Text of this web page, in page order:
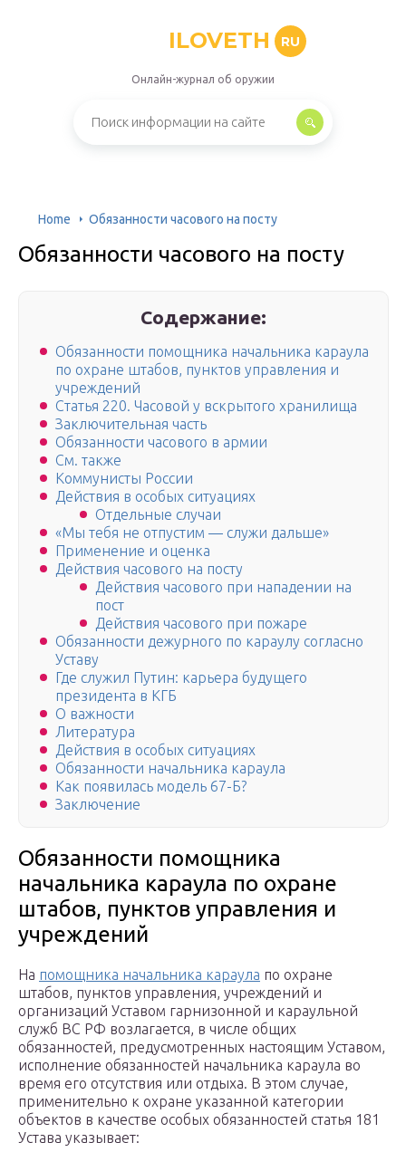
ILOVETH RU
Онлайн-журнал об оружии
Home Обязанности часового на посту
Обязанности часового на посту
Содержание:
Обязанности помощника начальника караула
по охране штабов, пунктов управления и
учреждений
Статья 220. Часовой у вскрытого хранилища
Заключительная часть
Обязанности часового в армии
См. также
Коммунисты России
Действия в особых ситуациях
Отдельные случаи
«Мы тебя не отпустим — служи дальше»
Применение и оценка
Действия часового на посту
Действия часового при нападении на
пост
Действия часового при пожаре
Обязанности дежурного по караулу согласно
Уставу
Где служил Путин: карьера будущего
президента в КГБ
О важности
Литература
Действия в особых ситуациях
Обязанности начальника караула
Как появилась модель 67-Б?
Заключение
Обязанности помощника
начальника караула по охране
штабов, пунктов управления и
учреждений
На помощника начальника караула по охране
штабов, пунктов управления, учреждений и
организаций Уставом гарнизонной и караульной
служб ВС РФ возлагается, в числе общих
обязанностей, предусмотренных настоящим Уставом,
исполнение обязанностей начальника караула во
время его отсутствия или отдыха. В этом случае,
применительно к охране указанной категории
объектов в качестве особых обязанностей статья 181
Устава указывает: